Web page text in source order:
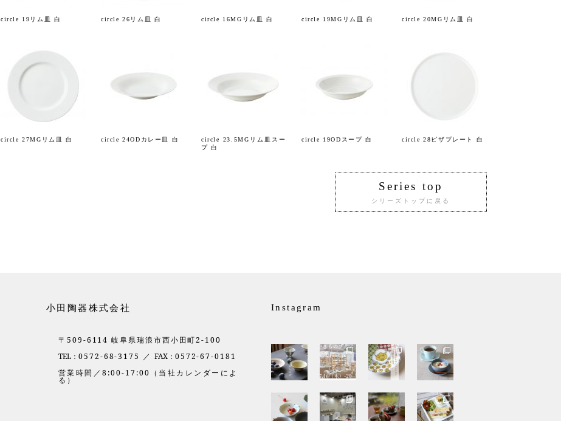
circle 19リム皿 白 circle 26リム皿 白 circle 16MGリム皿 白 circle 19MGリム皿 白 circle 20MGリム皿 白
circle 27MGリム皿 白 circle 24ODカレー皿 白
circle 23.5MGリム皿スー
プ 白
circle 19ODスープ 白 circle 28ピザプレート 白
Series top
シリーズトップに戻る
小田陶器株式会社
〒509-6114 岐阜県瑞浪市西小田町2-100
TEL： 0572-68-3175 ／ FAX： 0572-67-0181
営業時間／8:00-17:00（当社カレンダーによ
る）
Instagram